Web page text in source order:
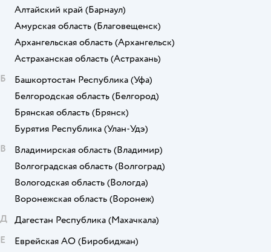
Алтайский край (Барнаул)
Амурская область (Благовещенск)
Архангельская область (Архангельск)
Астраханская область (Астрахань)
Б
Башкортостан Республика (Уфа)
Белгородская область (Белгород)
Брянская область (Брянск)
Бурятия Республика (Улан-Удэ)
В
Владимирская область (Владимир)
Волгоградская область (Волгоград)
Вологодская область (Вологда)
Воронежская область (Воронеж)
Д Дагестан Республика (Махачкала)
Е
Еврейская АО (Биробиджан)